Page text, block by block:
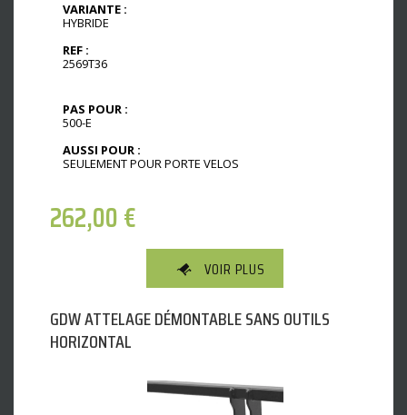
VARIANTE :
HYBRIDE
REF :
2569T36
PAS POUR :
500-E
AUSSI POUR :
SEULEMENT POUR PORTE VELOS
262,00€
VOIR PLUS
GDW ATTELAGE DÉMONTABLE SANS OUTILS
HORIZONTAL